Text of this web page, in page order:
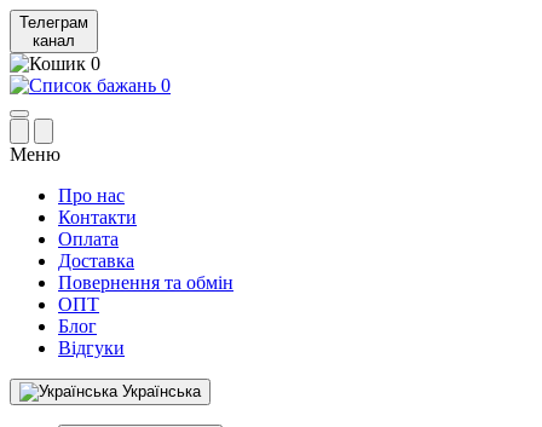
Телеграм
канал
0
0
Меню
Про нас
Контакти
Оплата
Доставка
Повернення та обмін
ОПТ
Блог
Відгуки
Українська